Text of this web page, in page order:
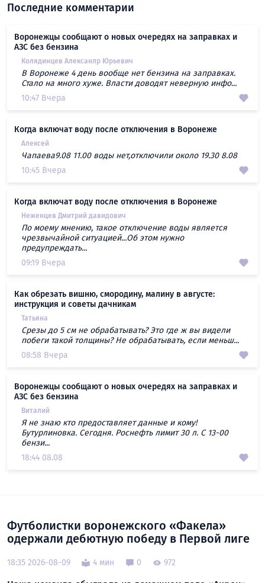
Последние комментарии
Воронежцы сообщают о новых очередях на заправках и
АЗС без бензина
Колядинцев Алексанлр Юрьевич
В Воронеже 4 день вообще нет бензина на заправках.
Стало на много хуже. Власти доводят неверную инфо...
10:47 Вчера
Когда включат воду после отключения в Воронеже
Алексей
Чапаева9.08 11.00 воды нет,отключили около 19.30 8.08
10:45 Вчера
Когда включат воду после отключения в Воронеже
Неженцев Дмитрий давидович
По моему мнению, такое отключение воды является
чрезвычайной ситуацией...Об этом нужно
предупреждать...
09:19 Вчера
Как обрезать вишню, смородину, малину в августе:
инструкция и советы дачникам
Татьяна
Срезы до 5 см не обрабатывать? Это где ж вы видели
побеги такой толщины? Не обрабатывать, если меньш...
08:58 Вчера
Воронежцы сообщают о новых очередях на заправках и
АЗС без бензина
Виталий
Я не знаю кто предоставляет данные и кому!
Бутурлиновка. Сегодня. Роснефть лимит 30 л. С 13-00
бензи...
18:44 08.08
Футболистки воронежского «Факела»
одержали дебютную победу в Первой лиге
18:35 2026-08-09 4 мин 0 972